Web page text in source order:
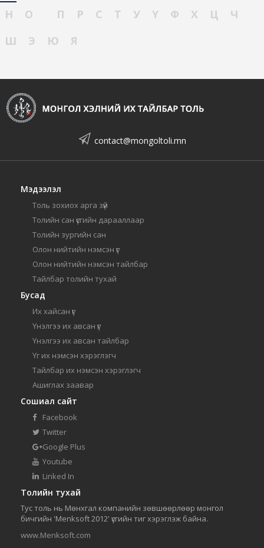
Н
О П Р С Т У Ү Ф Х Ц
Ч
Ш
Э Ю Я
contact@mongoltoli.mn
Мэдээлэл
Толь зохиох арга зүй
Толийн сан үсгийн дарааллаар
Толийн зургийн сан
Олон нийтийн нэмсэн үг
Олон нийтийн нэмсэн тайлбар
Тайлбар толийн тухай
Бусад
Их хайсан үг
Үнэлгээ их авсан үг
Үнэлгээ их авсан тайлбар
Үг их нэмсэн хэрэглэгч
Тайлбар их нэмсэн хэрэглэгч
Ашиглах заавар
Сошиал сайт
Facebook
Twitter
Google Plus
Youtube
Linked In
Толийн тухай
Тус толь нь Мөнхгал компанийн зөвшөөрлөөр монгол
бичгийн 'Menksoft 2012' үсгийн тиг хэрэглэж байна.
www.Menksoft.com